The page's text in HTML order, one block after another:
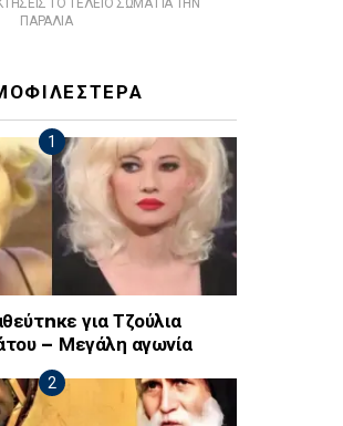
ΤΟ ΤΕΛΕΙΟ ΣΩΜΑ ΓΙΑ ΤΗΝ
ΠΑΡΑΛΙΑ
για Τζούλια
– Μεγάλη αγωνία